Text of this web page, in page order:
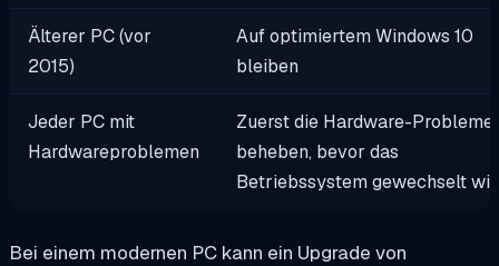
Älterer PC (vor
2015)
Auf optimiertem Windows 10
bleiben
Jeder PC mit
Hardwareproblemen
Zuerst die Hardware-Probleme
beheben, bevor das
Betriebssystem gewechselt
Bei einem modernen PC kann ein Upgrade von